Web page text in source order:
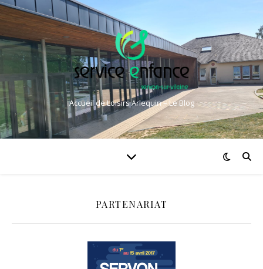
Accueil de Loisirs Arlequin – Le Blog
PARTENARIAT